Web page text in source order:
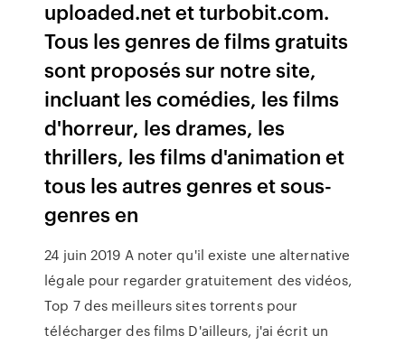
uploaded.net et turbobit.com.
Tous les genres de films gratuits
sont proposés sur notre site,
incluant les comédies, les films
d'horreur, les drames, les
thrillers, les films d'animation et
tous les autres genres et sous-
genres en
24 juin 2019 A noter qu'il existe une alternative
légale pour regarder gratuitement des vidéos,
Top 7 des meilleurs sites torrents pour
télécharger des films D'ailleurs, j'ai écrit un